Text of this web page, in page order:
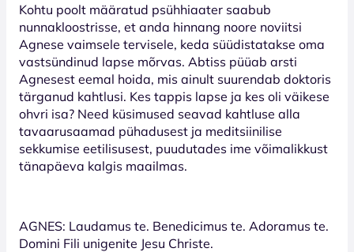
Kohtu poolt määratud psühhiaater saabub
nunnakloostrisse, et anda hinnang noore noviitsi
Agnese vaimsele tervisele, keda süüdistatakse oma
vastsündinud lapse mõrvas. Abtiss püüab arsti
Agnesest eemal hoida, mis ainult suurendab doktoris
tärganud kahtlusi. Kes tappis lapse ja kes oli väikese
ohvri isa? Need küsimused seavad kahtluse alla
tavaarusaamad pühadusest ja meditsiinilise
sekkumise eetilisusest, puudutades ime võimalikkust
tänapäeva kalgis maailmas.
AGNES: Laudamus te. Benedicimus te. Adoramus te.
Domini Fili unigenite Jesu Christe.